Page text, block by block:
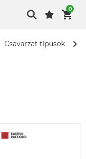
0
Csavarzat típusok